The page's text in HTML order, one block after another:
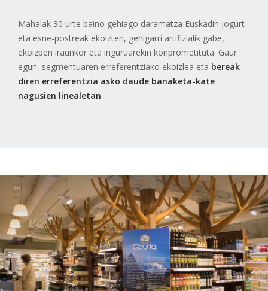
Mahalak 30 urte baino gehiago daramatza Euskadin jogurt
eta esne-postreak ekoizten, gehigarri artifizialik gabe,
ekoizpen iraunkor eta inguruarekin konprometituta. Gaur
egun, segmentuaren erreferentziako ekoizlea eta bereak
diren erreferentzia asko daude banaketa-kate
nagusien linealetan.